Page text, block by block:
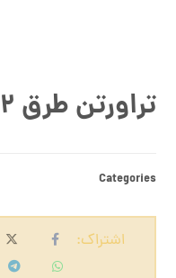
تراورتن طرق TT۲
Categories